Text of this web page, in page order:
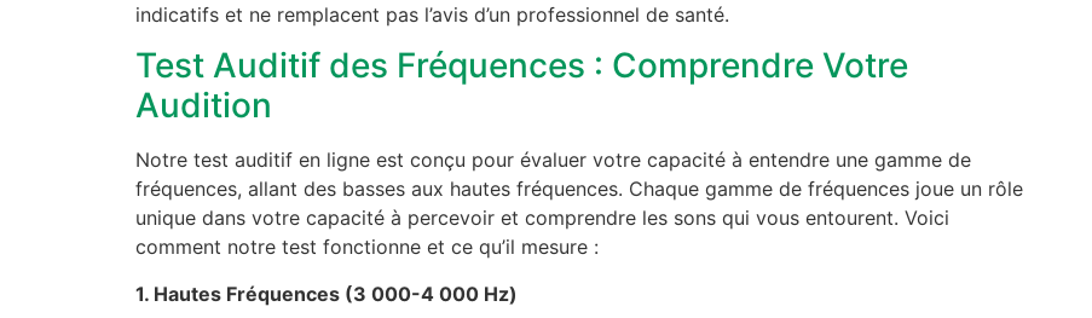
indicatifs et ne remplacent pas l’avis d’un professionnel de santé.
Test Auditif des Fréquences : Comprendre Votre
Audition
Notre test auditif en ligne est conçu pour évaluer votre capacité à entendre une gamme de
fréquences, allant des basses aux hautes fréquences. Chaque gamme de fréquences joue un rôle
unique dans votre capacité à percevoir et comprendre les sons qui vous entourent. Voici
comment notre test fonctionne et ce qu’il mesure :
1. Hautes Fréquences (3 000-4 000 Hz)